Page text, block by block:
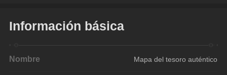
Información básica
Nombre Mapa del tesoro auténtico